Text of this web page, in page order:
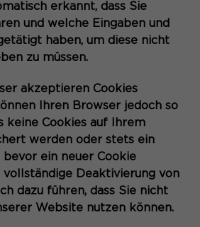
erkannt, dass Sie
und welche Eingaben und
haben, um diese nicht
zu müssen.
akzeptieren Cookies
Ihren Browser jedoch so
keine Cookies auf Ihrem
werden oder stets ein
bevor ein neuer Cookie
Deaktivierung von
dazu führen, dass Sie nicht
Website nutzen können.